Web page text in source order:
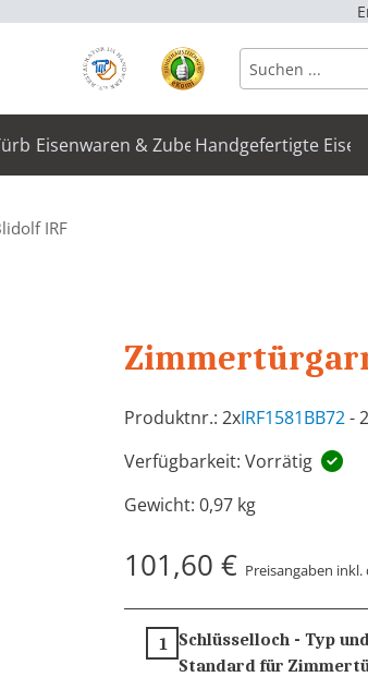
Eisenwaren & ZubehörHandgefertigte
IRF
Produktnr.: 2xIRF1581BB72-
Verfügbarkeit: Vorrätig
Gewicht: 0,97 kg
101,60 € Preisangaben inkl.
1 Schlüsselloch - Typ
Standard für